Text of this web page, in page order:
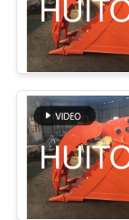
FABRIKA
TURU
KALITE
HABERLER